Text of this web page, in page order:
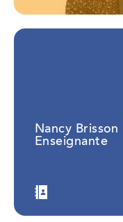
Nancy Brisson
Enseignante